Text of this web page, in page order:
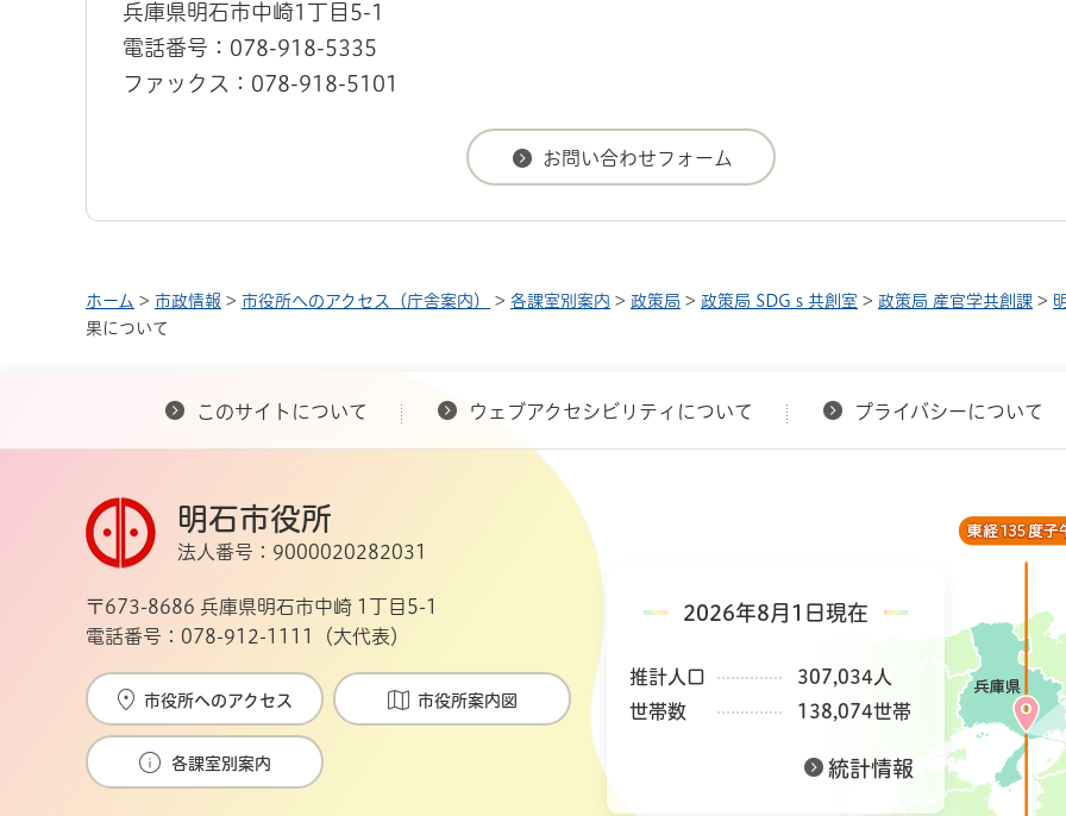
兵庫県明石市中崎1丁目5-1
電話番号：078-918-5335
ファックス：078-918-5101
ホーム > 市政情報 > 市役所へのアクセス（庁舎案内） > 各課室別案内 > 政策局 > 政策局 SDGｓ共創室 > 政策局 産官学共創課 >
果について
このサイトについて ウェブアクセシビリティについて プライバシーについて
2026年8月1日現在
推計人口
307,034人
世帯数
138,074世帯
統計情報
明石市役所
法人番号：9000020282031
〒673-8686 兵庫県明石市中崎 1丁目5-1
電話番号：078-912-1111（大代表）
市役所へのアクセス 市役所案内図
各課室別案内